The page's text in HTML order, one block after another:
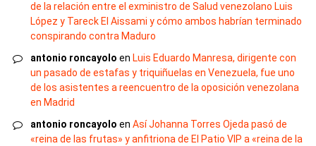
de la relación entre el exministro de Salud venezolano Luis
López y Tareck El Aissami y cómo ambos habrían terminado
conspirando contra Maduro
antonio roncayolo en Luis Eduardo Manresa, dirigente con
un pasado de estafas y triquiñuelas en Venezuela, fue uno
de los asistentes a reencuentro de la oposición venezolana
en Madrid
antonio roncayolo en Así Johanna Torres Ojeda pasó de
«reina de las frutas» y anfitriona de El Patio VIP a «reina de la